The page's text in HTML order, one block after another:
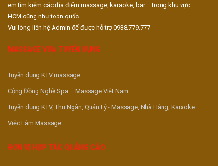
em tìm kiếm các địa điểm massage, karaoke, bar,... trong khu vực
HCM cũng như toàn quốc.
Vui lòng liên hệ Admin để được hỗ trợ 0938.779.777
MASSAGE VUA TUYỂN DỤNG
Tuyển dụng KTV massage
Cộng Đồng Nghề Spa – Massage Việt Nam
Tuyển dụng KTV, Thu Ngân, Quản Lý - Massage, Nhà Hàng, Karaoke
Việc Làm Massage
ĐƠN VỊ HỢP TÁC QUẢNG CÁO